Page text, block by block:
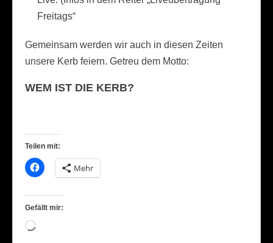
Freitags“
Gemeinsam werden wir auch in diesen Zeiten
unsere Kerb feiern. Getreu dem Motto:
WEM IST DIE KERB?
Teilen mit:
Mehr
Gefällt mir:
Wird